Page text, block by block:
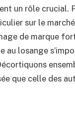
un rôle crucial.
sur le
de marque
losange
que celle des